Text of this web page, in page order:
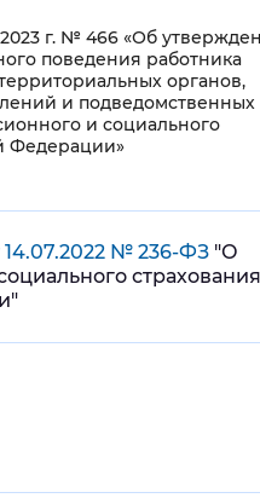
г. № 466 «Об
поведения работника
органов,
и подведомственных
и социального
Федерации»
№ 236-ФЗ "О
страхования